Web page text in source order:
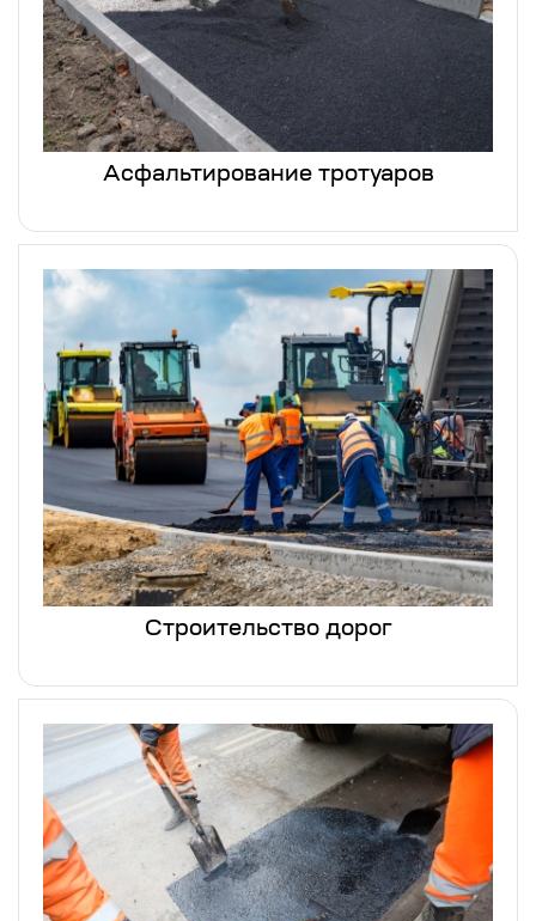
Асфальтирование тротуаров
Строительство дорог